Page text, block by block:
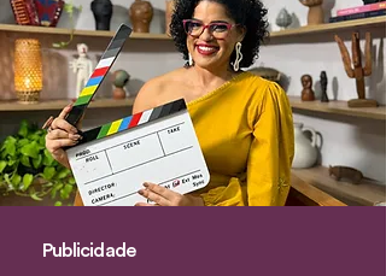
Publicidade